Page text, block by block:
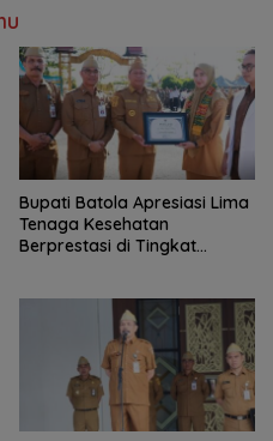
Bupati Batola Apresiasi Lima
Tenaga Kesehatan
Berprestasi di Tingkat